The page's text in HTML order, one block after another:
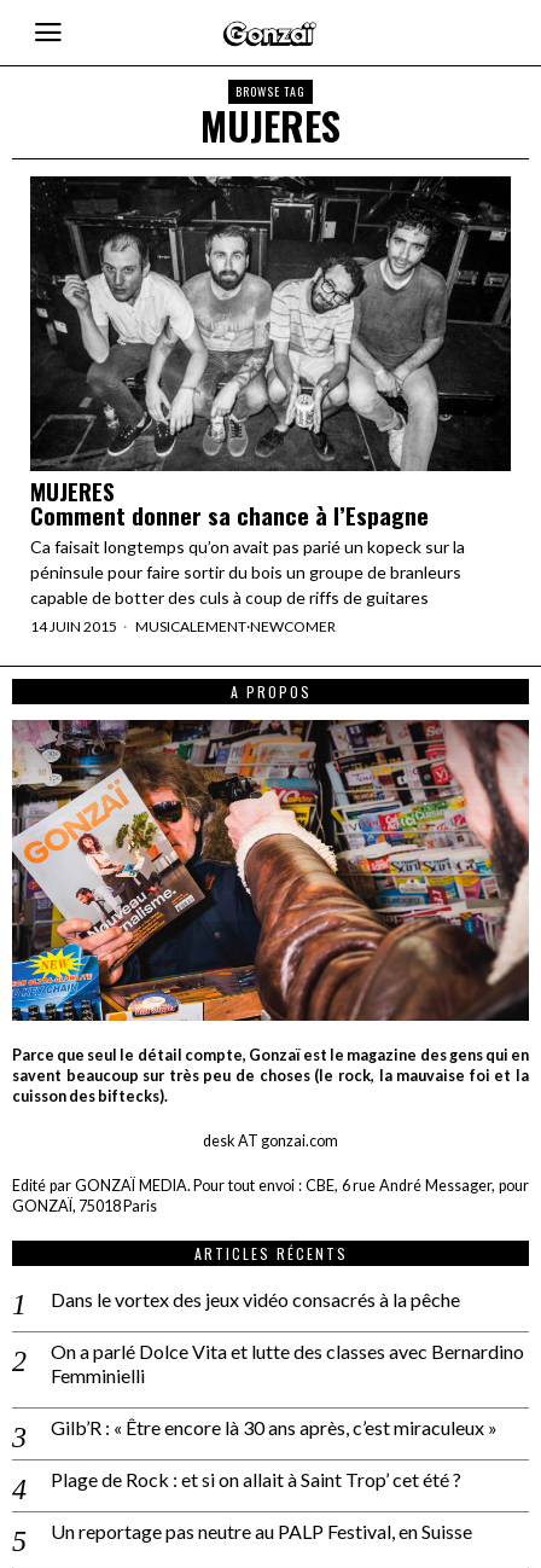
BROWSE TAG
MUJERES
MUJERES
Comment donner sa chance à l’Espagne
Ca faisait longtemps qu’on avait pas parié un kopeck sur la
péninsule pour faire sortir du bois un groupe de branleurs
capable de botter des culs à coup de riffs de guitares
14 JUIN 2015 MUSICALEMENT·NEWCOMER
A PROPOS
Parce que seul le détail compte, Gonzaï est le magazine des gens qui en
savent beaucoup sur très peu de choses (le rock, la mauvaise foi et la
cuisson des biftecks).
desk AT gonzai.com
Edité par GONZAÏ MEDIA. Pour tout envoi : CBE, 6 rue André Messager, pour
GONZAÏ, 75018 Paris
ARTICLES RÉCENTS
Dans le vortex des jeux vidéo consacrés à la pêche
On a parlé Dolce Vita et lutte des classes avec Bernardino
Femminielli
Gilb’R : « Être encore là 30 ans après, c’est miraculeux »
Plage de Rock : et si on allait à Saint Trop’ cet été ?
Un reportage pas neutre au PALP Festival, en Suisse